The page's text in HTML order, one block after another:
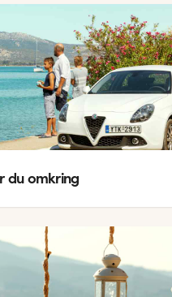
du omkring